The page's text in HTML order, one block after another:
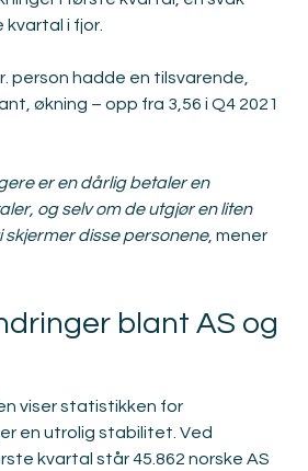
kvartal i fjor.
person hadde en tilsvarende,
økning – opp fra 3,56 i Q4 2021
er en dårlig betaler en
og selv om de utgjør en liten
skjermer disse personene, mener
blant AS og
viser statistikken for
en utrolig stabilitet. Ved
kvartal står 45.862 norske AS